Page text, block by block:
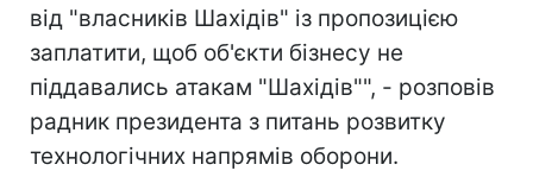
від "власників Шахідів" із пропозицією
заплатити, щоб об'єкти бізнесу не
піддавались атакам "Шахідів"", - розповів
радник президента з питань розвитку
технологічних напрямів оборони.